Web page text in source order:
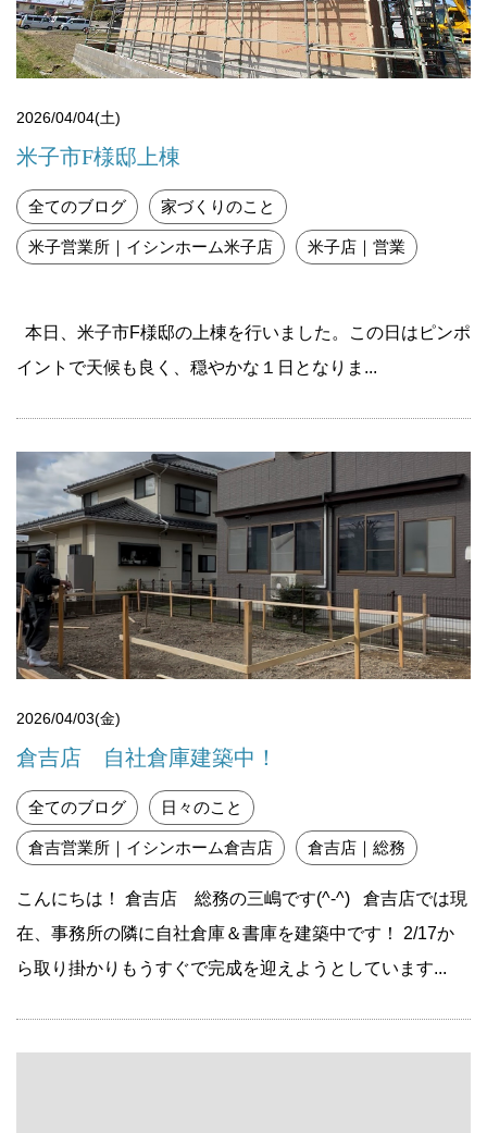
2026/04/04(土)
米子市F様邸上棟
全てのブログ 家づくりのこと
米子営業所｜イシンホーム米子店 米子店｜営業
本日、米子市F様邸の上棟を行いました。この日はピンポ
イントで天候も良く、穏やかな１日となりま...
2026/04/03(金)
倉吉店 自社倉庫建築中！
全てのブログ 日々のこと
倉吉営業所｜イシンホーム倉吉店 倉吉店｜総務
こんにちは！ 倉吉店 総務の三嶋です(^-^) 倉吉店では現
在、事務所の隣に自社倉庫＆書庫を建築中です！ 2/17か
ら取り掛かりもうすぐで完成を迎えようとしています...